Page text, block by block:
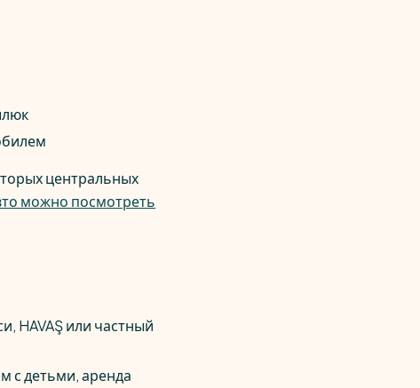
центральных
можно посмотреть
HAVAŞ или частный
с детьми, аренда